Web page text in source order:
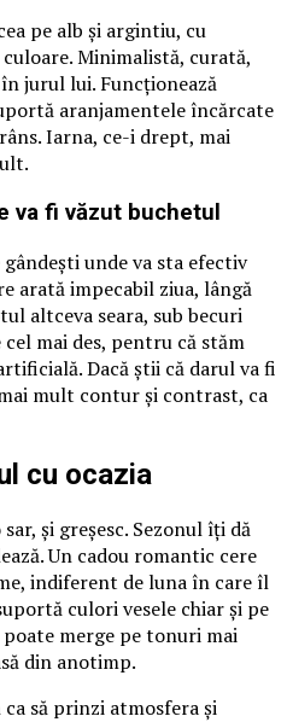
pe alb și argintiu, cu
Minimalistă, curată,
jurul lui. Funcționează
aranjamentele încărcate
Iarna, ce-i drept, mai
va fi văzut buchetul
unde va sta efectiv
arată impecabil ziua, lângă
altceva seara, sub becuri
mai des, pentru că stăm
Dacă știi că darul va fi
mult contur și contrast, ca
cu ocazia
și greșesc. Sezonul îți dă
Un cadou romantic cere
indiferent de luna în care îl
culori vesele chiar și pe
merge pe tonuri mai
din anotimp.
să prinzi atmosfera și